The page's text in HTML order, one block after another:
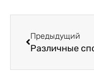
Предыдущий